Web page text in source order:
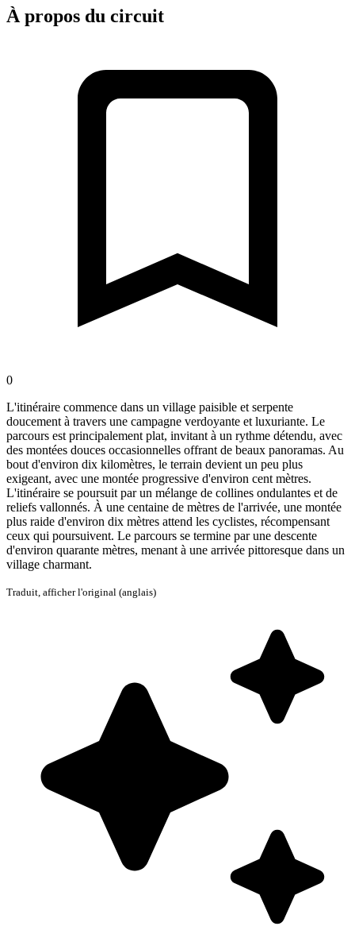
À propos du circuit
0
L'itinéraire commence dans un village paisible et serpente
doucement à travers une campagne verdoyante et luxuriante. Le
parcours est principalement plat, invitant à un rythme détendu, avec
des montées douces occasionnelles offrant de beaux panoramas. Au
bout d'environ dix kilomètres, le terrain devient un peu plus
exigeant, avec une montée progressive d'environ cent mètres.
L'itinéraire se poursuit par un mélange de collines ondulantes et de
reliefs vallonnés. À une centaine de mètres de l'arrivée, une montée
plus raide d'environ dix mètres attend les cyclistes, récompensant
ceux qui poursuivent. Le parcours se termine par une descente
d'environ quarante mètres, menant à une arrivée pittoresque dans un
village charmant.
Traduit, afficher l'original (anglais)